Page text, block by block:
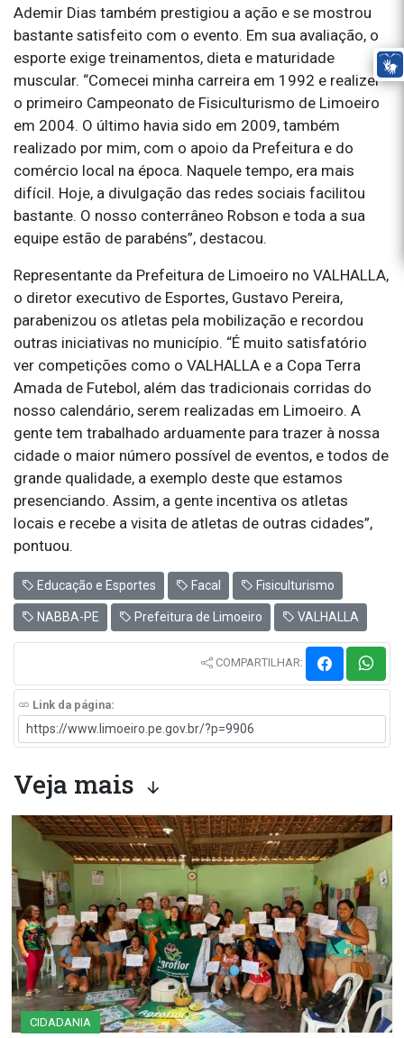
Ademir Dias também prestigiou a ação e se mostrou
bastante satisfeito com o evento. Em sua avaliação, o
esporte exige treinamentos, dieta e maturidade
muscular. “Comecei minha carreira em 1992 e realizei
o primeiro Campeonato de Fisiculturismo de Limoeiro
em 2004. O último havia sido em 2009, também
realizado por mim, com o apoio da Prefeitura e do
comércio local na época. Naquele tempo, era mais
difícil. Hoje, a divulgação das redes sociais facilitou
bastante. O nosso conterrâneo Robson e toda a sua
equipe estão de parabéns”, destacou.
Representante da Prefeitura de Limoeiro no VALHALLA,
o diretor executivo de Esportes, Gustavo Pereira,
parabenizou os atletas pela mobilização e recordou
outras iniciativas no município. “É muito satisfatório
ver competições como o VALHALLA e a Copa Terra
Amada de Futebol, além das tradicionais corridas do
nosso calendário, serem realizadas em Limoeiro. A
gente tem trabalhado arduamente para trazer à nossa
cidade o maior número possível de eventos, e todos de
grande qualidade, a exemplo deste que estamos
presenciando. Assim, a gente incentiva os atletas
locais e recebe a visita de atletas de outras cidades”,
pontuou.
Educação e Esportes Facal Fisiculturismo
NABBA-PE Prefeitura de Limoeiro VALHALLA
COMPARTILHAR:
Link da página:
Veja mais
CIDADANIA